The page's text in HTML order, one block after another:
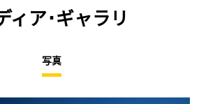
ィア･ギャラリ
写真